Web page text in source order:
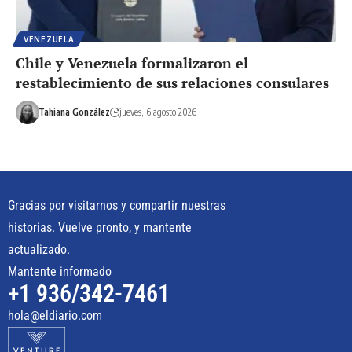
VENEZUELA
Chile y Venezuela formalizaron el
restablecimiento de sus relaciones consulares
Tahiana González jueves, 6 agosto 2026
Gracias por visitarnos y compartir nuestras
historias. Vuelve pronto, y mantente
actualizado.
Mantente informado
+1 936/342-7461
hola@eldiario.com